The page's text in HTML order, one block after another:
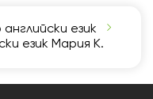
език
език Мария К.